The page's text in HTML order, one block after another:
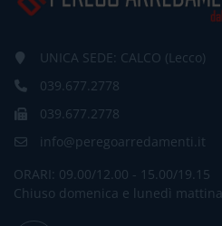
UNICA SEDE: CALCO (Lecco)
039.677.2778
039.677.2778
info@peregoarredamenti.it
ORARI: 09.00/12.00 - 15.00/19.15
Chiuso domenica e lunedì mattina